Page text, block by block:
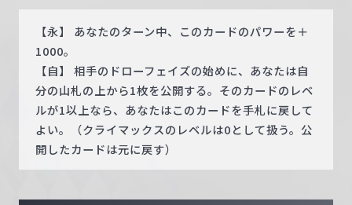
【永】 あなたのターン中、このカードのパワーを＋
1000。
【自】 相手のドローフェイズの始めに、あなたは自
分の山札の上から1枚を公開する。そのカードのレベ
ルが1以上なら、あなたはこのカードを手札に戻して
よい。（クライマックスのレベルは0として扱う。公
開したカードは元に戻す）